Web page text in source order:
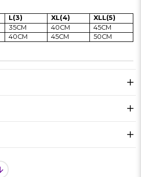
L(3) XL(4)
XLL(5)
35CM 40CM
45CM
40CM 45CM 50CM